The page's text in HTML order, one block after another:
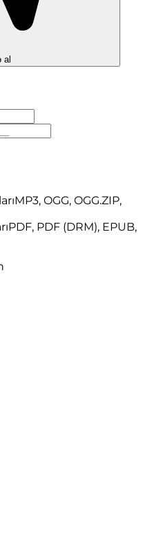
al
MP3, OGG, OGG.ZIP,
PDF, PDF (DRM), EPUB,